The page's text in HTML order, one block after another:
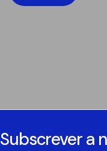
Subscrever a